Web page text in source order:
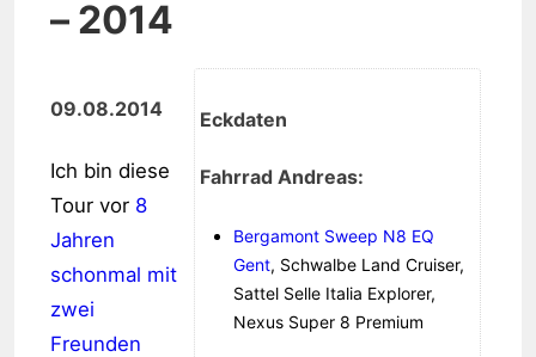
– 2014
Eckdaten
Fahrrad Andreas:
Bergamont Sweep N8 EQ
Gent, Schwalbe Land Cruiser,
Sattel Selle Italia Explorer,
Nexus Super 8 Premium
09.08.2014
Ich bin diese
Tour vor 8
Jahren
schonmal mit
zwei
Freunden